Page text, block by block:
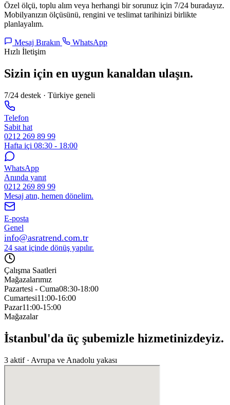
Özel ölçü, toplu alım veya herhangi bir sorunuz için 7/24 buradayız.
Mobilyanızın ölçüsünü, rengini ve teslimat tarihinizi birlikte
planlayalım.
Mesaj Bırakın
WhatsApp
Hızlı İletişim
Sizin için en uygun kanaldan ulaşın.
7/24 destek · Türkiye geneli
Telefon
Sabit hat
0212 269 89 99
Hafta içi 08:30 - 18:00
WhatsApp
Anında yanıt
0212 269 89 99
Mesaj atın, hemen dönelim.
E-posta
Genel
info@asratrend.com.tr
24 saat içinde dönüş yapılır.
Çalışma Saatleri
Mağazalarımız
Pazartesi - Cuma08:30-18:00
Cumartesi11:00-16:00
Pazar11:00-15:00
Mağazalar
İstanbul'da üç şubemizle hizmetinizdeyiz.
3 aktif · Avrupa ve Anadolu yakası